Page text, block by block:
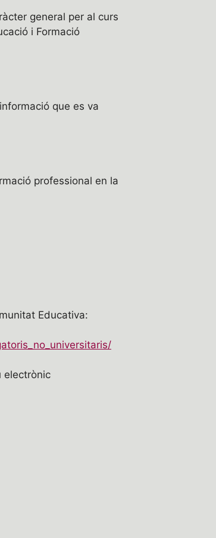
general per al curs
i Formació
que es va
professional en la
Educativa:
electrònic